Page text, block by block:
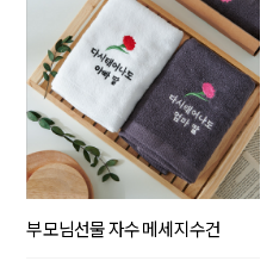
부모님선물 자수 메세지수건